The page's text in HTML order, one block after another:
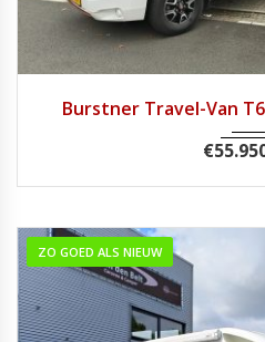
Burstner Travel-Van
€
ZO GOED ALS NIEUW